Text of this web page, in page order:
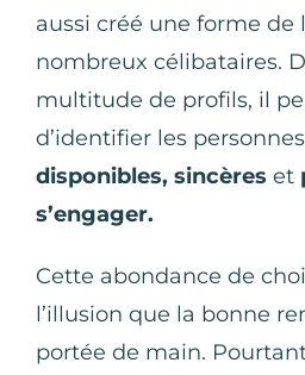
aussi créé une forme de
nombreux célibataires.
multitude de profils, il
d’identifier les personnes
disponibles, sincères et
s’engager.
Cette abondance de
l’illusion que la bonne
portée de main.